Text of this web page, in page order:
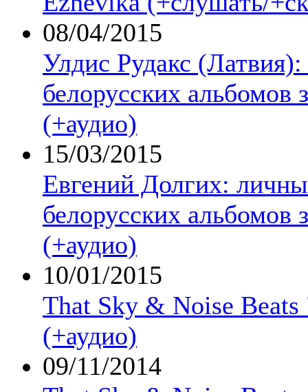
08/04/2015
Улдис Рудакс
белорусских альбомов
(+аудио)
15/03/2015
Евгений Долгих:
белорусских альбомов
(+аудио)
10/01/2015
That Sky & Noise
(+аудио)
09/11/2014